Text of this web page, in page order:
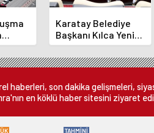
Karatay Belediye
Başkanı Kılca Yeni
Projeleri Açıkladı
haberleri, son dakika gelişmeleri,
en köklü haber sitesini ziyaret
TAHMİNİ